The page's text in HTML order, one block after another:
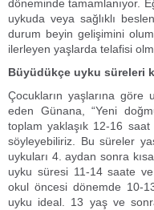
döneminde tamamlanıyor.
uykuda veya sağlıklı
durum beyin gelişimini
ilerleyen yaşlarda telafisi
Büyüdükçe uyku süreleri
Çocukların yaşlarına göre
eden Günana, “Yeni
toplam yaklaşık 12-16
söyleyebiliriz. Bu süreler
uykuları 4. aydan sonra
uyku süresi 11-14 saate
okul öncesi dönemde 10-
uyku ideal. 13 yaş ve